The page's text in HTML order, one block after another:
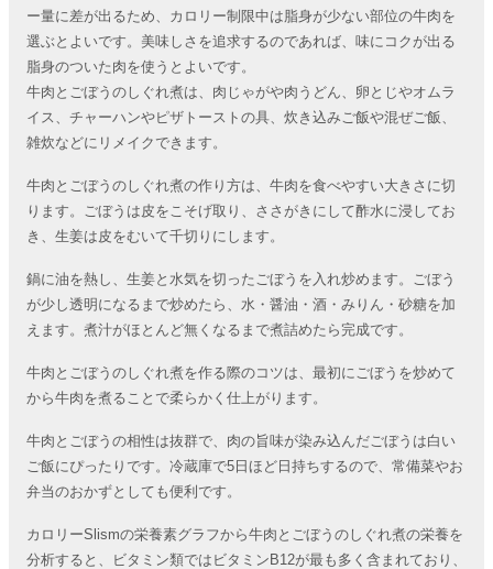
ー量に差が出るため、カロリー制限中は脂身が少ない部位の牛肉を
選ぶとよいです。美味しさを追求するのであれば、味にコクが出る
脂身のついた肉を使うとよいです。
牛肉とごぼうのしぐれ煮は、肉じゃがや肉うどん、卵とじやオムラ
イス、チャーハンやピザトーストの具、炊き込みご飯や混ぜご飯、
雑炊などにリメイクできます。
牛肉とごぼうのしぐれ煮の作り方は、牛肉を食べやすい大きさに切
ります。ごぼうは皮をこそげ取り、ささがきにして酢水に浸してお
き、生姜は皮をむいて千切りにします。
鍋に油を熱し、生姜と水気を切ったごぼうを入れ炒めます。ごぼう
が少し透明になるまで炒めたら、水・醤油・酒・みりん・砂糖を加
えます。煮汁がほとんど無くなるまで煮詰めたら完成です。
牛肉とごぼうのしぐれ煮を作る際のコツは、最初にごぼうを炒めて
から牛肉を煮ることで柔らかく仕上がります。
牛肉とごぼうの相性は抜群で、肉の旨味が染み込んだごぼうは白い
ご飯にぴったりです。冷蔵庫で5日ほど日持ちするので、常備菜やお
弁当のおかずとしても便利です。
カロリーSlismの栄養素グラフから牛肉とごぼうのしぐれ煮の栄養を
分析すると、ビタミン類ではビタミンB12が最も多く含まれており、